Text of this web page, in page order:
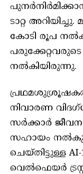
ടാറ്റ
കോടി രൂപ
നൽകിയിരുന്നു.
നിവാരണ
സർക്കാർ
സഹായം
ചെയ്തിട്ടുള്ള
വെൽഫെയർ